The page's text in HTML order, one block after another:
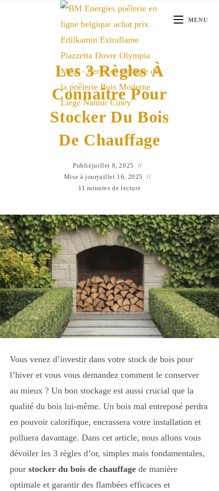
MENU
Les 3 Règles À
Connaître Pour
Stocker Du Bois
De Chauffage
Publiéjuillet 8, 2025
Mise à jourjuillet 16, 2025
11 minutes de lecture
Vous venez d’investir dans votre stock de bois pour
l’hiver et vous vous demandez comment le conserver
au mieux ? Un bon stockage est aussi crucial que la
qualité du bois lui-même. Un bois mal entreposé perdra
en pouvoir calorifique, encrassera votre installation et
polluera davantage. Dans cet article, nous allons vous
dévoiler les 3 règles d’or, simples mais fondamentales,
pour stocker du bois de chauffage de manière
optimale et garantir des flambées efficaces et